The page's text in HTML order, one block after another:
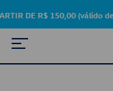
DE R$ 150,00